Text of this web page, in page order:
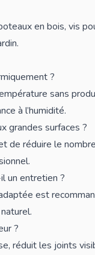
en bois, vis
.
?
sans
à l’humidité.
grandes surfaces ?
de réduire le
un entretien ?
est
?
réduit les joints